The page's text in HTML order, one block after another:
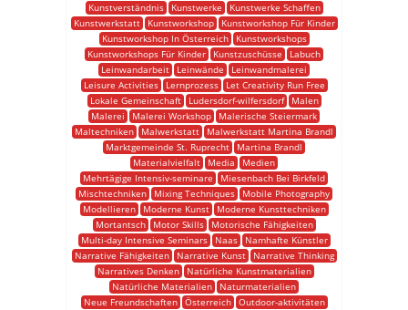
Kunstverständnis
Kunstwerke
Kunstwerke Schaffen
Kunstwerkstatt
Kunstworkshop
Kunstworkshop Für Kinder
Kunstworkshop In Österreich
Kunstworkshops
Kunstworkshops Für Kinder
Kunstzuschüsse
Labuch
Leinwandarbeit
Leinwände
Leinwandmalerei
Leisure Activities
Lernprozess
Let Creativity Run Free
Lokale Gemeinschaft
Ludersdorf-wilfersdorf
Malen
Malerei
Malerei Workshop
Malerische Steiermark
Maltechniken
Malwerkstatt
Malwerkstatt Martina Brandl
Marktgemeinde St. Ruprecht
Martina Brandl
Materialvielfalt
Media
Medien
Mehrtägige Intensiv-seminare
Miesenbach Bei Birkfeld
Mischtechniken
Mixing Techniques
Mobile Photography
Modellieren
Moderne Kunst
Moderne Kunsttechniken
Mortantsch
Motor Skills
Motorische Fähigkeiten
Multi-day Intensive Seminars
Naas
Namhafte Künstler
Narrative Fähigkeiten
Narrative Kunst
Narrative Thinking
Narratives Denken
Natürliche Kunstmaterialien
Natürliche Materialien
Naturmaterialien
Neue Freundschaften
Österreich
Outdoor-aktivitäten